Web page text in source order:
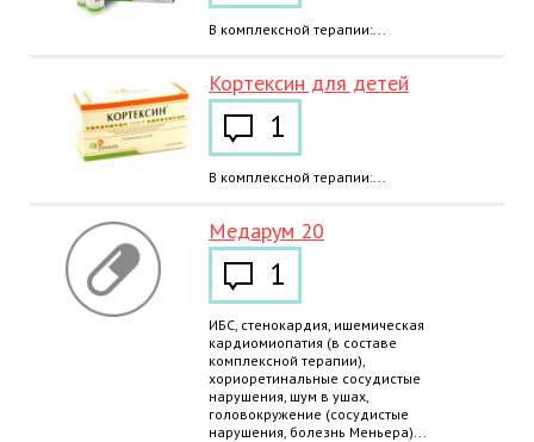
В комплексной терапии:...
Кортексин для детей
1
В комплексной терапии:...
Медарум 20
1
ИБС, стенокардия, ишемическая
кардиомиопатия (в составе
комплексной терапии),
хориоретинальные сосудистые
нарушения, шум в ушах,
головокружение (сосудистые
нарушения, болезнь Меньера)...